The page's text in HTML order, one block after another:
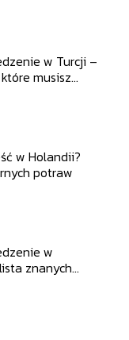
w Turcji –
musisz
w Holandii?
potraw
w
znanych